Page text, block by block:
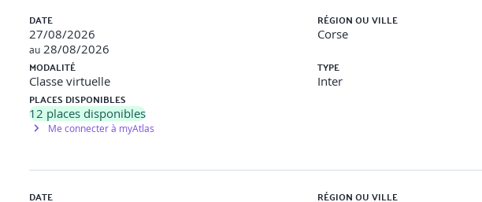
DATE
27/08/2026
au 28/08/2026
RÉGION OU VILLE
Corse
MODALITÉ
Classe virtuelle
TYPE
Inter
PLACES DISPONIBLES
12 places disponibles
Me connecter à myAtlas
DATE RÉGION OU VILLE